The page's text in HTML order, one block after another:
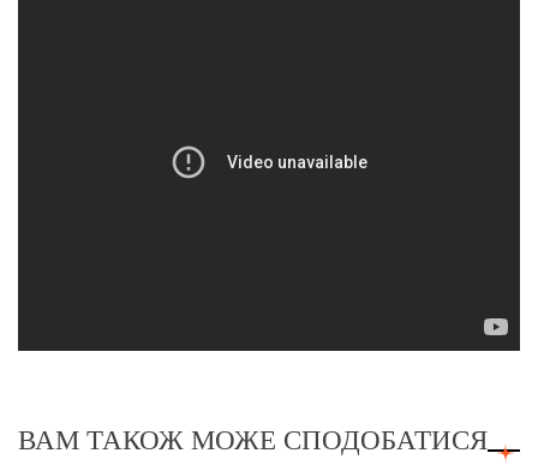
ВАМ ТАКОЖ МОЖЕ СПОДОБАТИСЯ